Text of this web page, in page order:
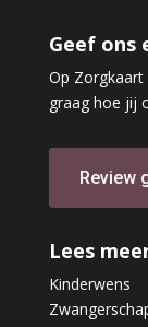
Geef ons
Op Zorgkaart
graag hoe jij
Review
Lees
Kinderwens